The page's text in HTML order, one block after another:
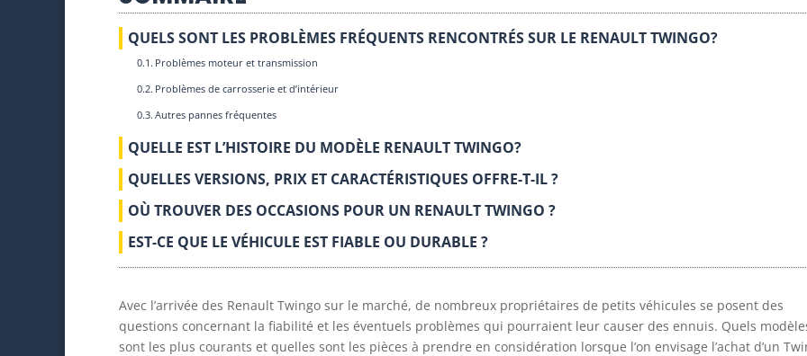
QUELS SONT LES PROBLÈMES FRÉQUENTS RENCONTRÉS SUR LE RENAULT TWINGO?
Problèmes moteur et transmission
Problèmes de carrosserie et d’intérieur
Autres pannes fréquentes
QUELLE EST L’HISTOIRE DU MODÈLE RENAULT TWINGO?
QUELLES VERSIONS, PRIX ET CARACTÉRISTIQUES OFFRE-T-IL ?
OÙ TROUVER DES OCCASIONS POUR UN RENAULT TWINGO ?
EST-CE QUE LE VÉHICULE EST FIABLE OU DURABLE ?
Avec l’arrivée des Renault Twingo sur le marché, de nombreux propriétaires de petits véhicules se posent des
questions concernant la fiabilité et les éventuels problèmes qui pourraient leur causer des ennuis. Quels
sont les plus courants et quelles sont les pièces à prendre en considération lorsque l’on envisage l’achat d’un